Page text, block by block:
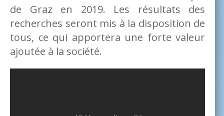
de Graz en 2019. Les résultats des
recherches seront mis à la disposition de
tous, ce qui apportera une forte valeur
ajoutée à la société.